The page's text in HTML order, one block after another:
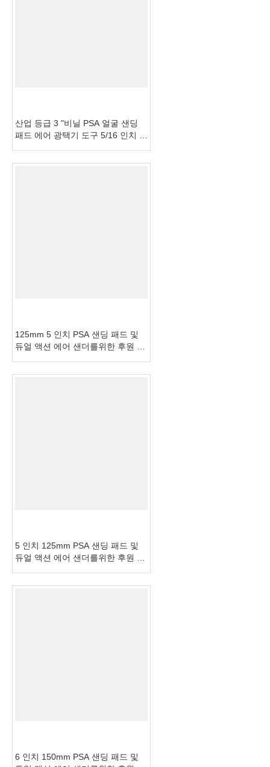
산업 등급 3 "비닐 PSA 얼굴 샌딩
패드 에어 광택기 도구 5/16 인치 남
125mm 5 인치 PSA 샌딩 패드 및
듀얼 액션 에어 샌더를위한 후원 패
5 인치 125mm PSA 샌딩 패드 및
듀얼 액션 에어 샌더를위한 후원 패
6 인치 150mm PSA 샌딩 패드 및